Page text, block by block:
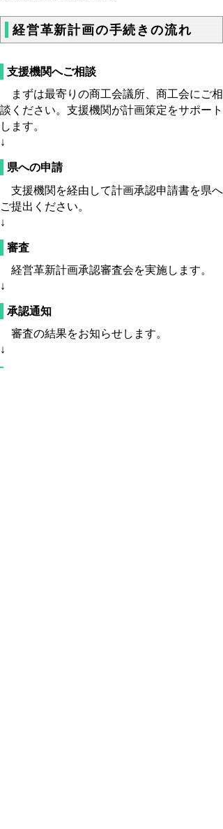
経営革新計画の手続きの流れ
支援機関へご相談
まずは最寄りの商工会議所、商工会にご相
談ください。支援機関が計画策定をサポート
します。
↓
県への申請
支援機関を経由して計画承認申請書を県へ
ご提出ください。
↓
審査
経営革新計画承認審査会を実施します。
↓
承認通知
審査の結果をお知らせします。
↓